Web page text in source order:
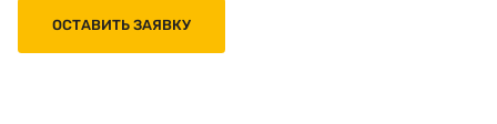
ОСТАВИТЬ ЗАЯВКУ